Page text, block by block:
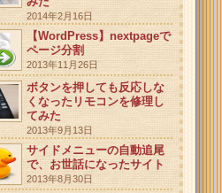
2014年2月16日
【WordPress】nextpageで
ページ分割
2013年11月26日
ボタンを押しても反応しな
くなったリモコンを修理し
てみた
2013年9月13日
サイドメニューの自動追尾
で、お世話になったサイト
2013年8月30日